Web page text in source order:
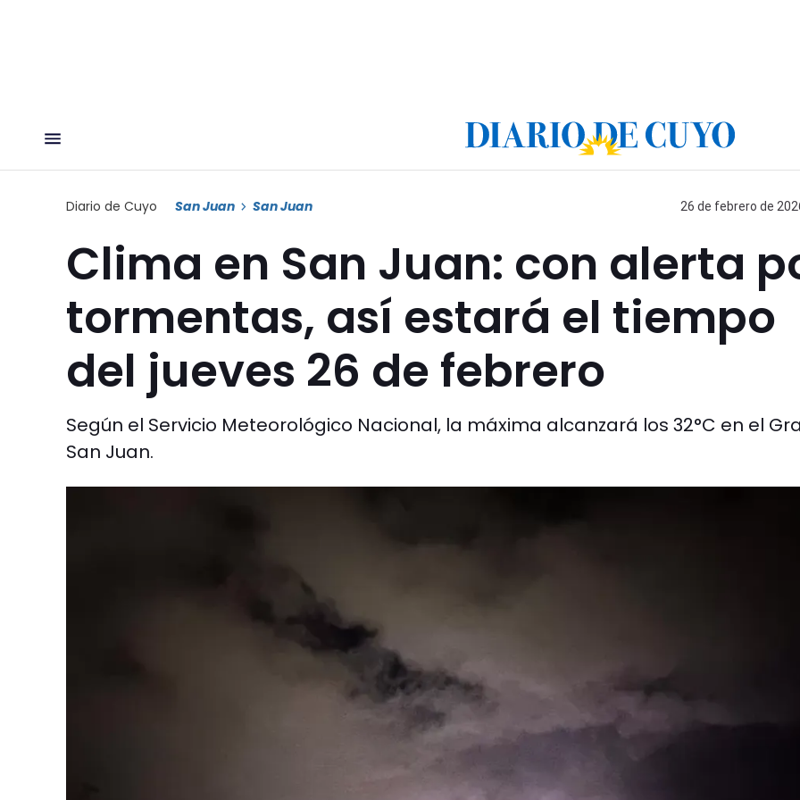
Diario de Cuyo San Juan San Juan 26 de febrero de
Clima en San Juan: con alerta
tormentas, así estará el tiempo
del jueves 26 de febrero
Según el Servicio Meteorológico Nacional, la máxima alcanzará los 32°C en el
San Juan.